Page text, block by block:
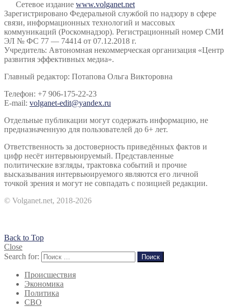
Сетевое издание www.volganet.net
Зарегистрировано Федеральной службой по надзору в сфере
связи, информационных технологий и массовых
коммуникаций (Роскомнадзор). Регистрационный номер СМИ
ЭЛ № ФС 77 — 74414 от 07.12.2018 г.
Учредитель: Автономная некоммерческая организация «Центр
развития эффективных медиа».
Главный редактор: Потапова Ольга Викторовна
Телефон: +7 906-175-22-23
E-mail: volganet-edit@yandex.ru
Отдельные публикации могут содержать информацию, не
предназначенную для пользователей до 6+ лет.
Ответственность за достоверность приведённых фактов и
цифр несёт интервьюируемый. Представленные
политические взгляды, трактовка событий и прочие
высказывания интервьюируемого являются его личной
точкой зрения и могут не совпадать с позицией редакции.
© Volganet.net, 2018-2026
Back to Top
Close
Search for:
Поиск
Происшествия
Экономика
Политика
СВО